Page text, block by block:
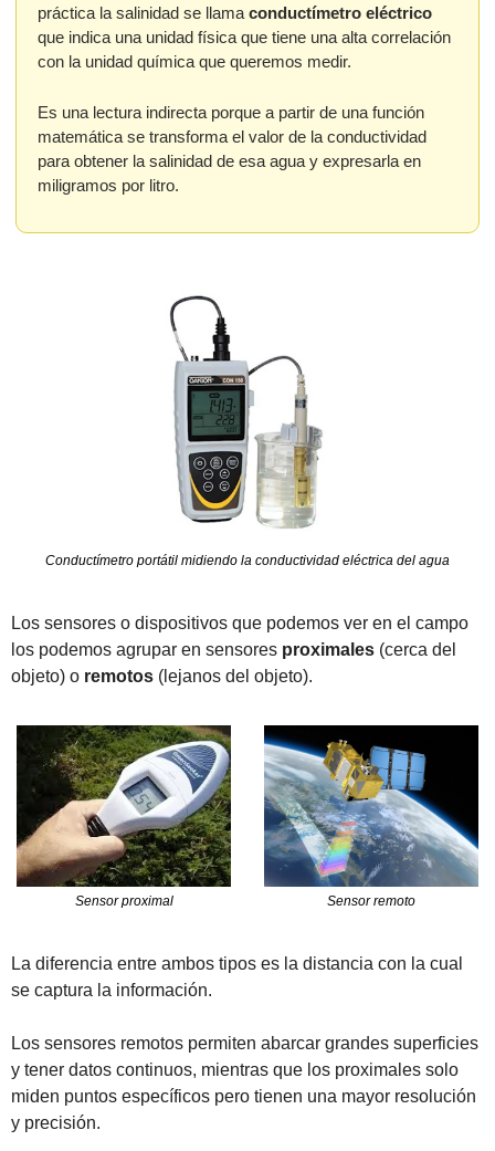
práctica la salinidad se llama conductímetro eléctrico
que indica una unidad física que tiene una alta correlación
con la unidad química que queremos medir.
Es una lectura indirecta porque a partir de una función
matemática se transforma el valor de la conductividad
para obtener la salinidad de esa agua y expresarla en
miligramos por litro.
Conductímetro portátil midiendo la conductividad eléctrica del agua
Los sensores o dispositivos que podemos ver en el campo
los podemos agrupar en sensores proximales (cerca del
objeto) o remotos (lejanos del objeto).
Sensor proximal Sensor remoto
La diferencia entre ambos tipos es la distancia con la cual
se captura la información.
Los sensores remotos permiten abarcar grandes superficies
y tener datos continuos, mientras que los proximales solo
miden puntos específicos pero tienen una mayor resolución
y precisión.